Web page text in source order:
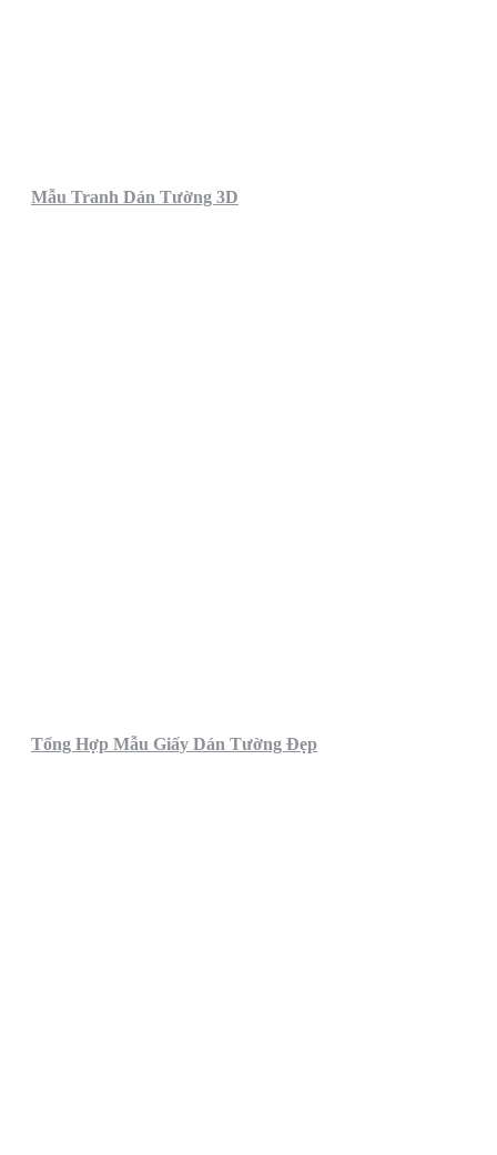
Mẫu Tranh Dán Tường 3D
Tổng Hợp Mẫu Giấy Dán Tường Đẹp